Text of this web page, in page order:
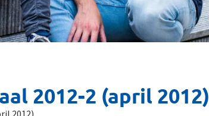
2012-2 (april 2012)
2012)